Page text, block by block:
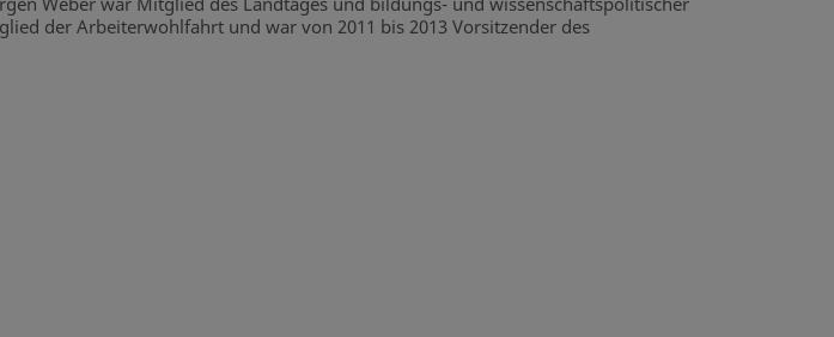
der Arbeiterwohlfahrt und war von 2011 bis 2013 Vorsitzender des